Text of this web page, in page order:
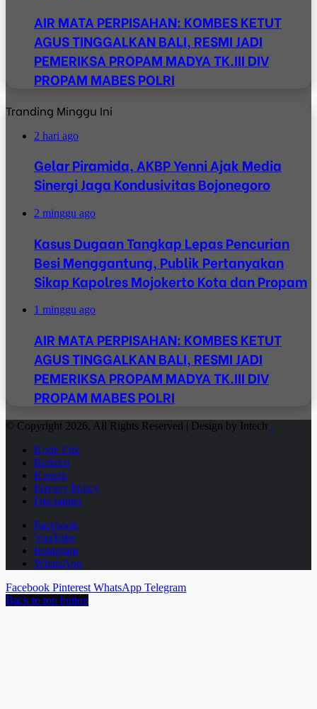
AIR MATA PERPISAHAN: KOMBES KETUT
AGUS TINGGALKAN BALI, RESMI JADI
PEMERIKSA PROPAM MADYA TK.III DIV
PROPAM MABES POLRI
Tranding Minggu Ini
2 hari ago
Gelar Piramida, AKBP Yenni Ajak Media
Sinergi Jaga Kondusivitas Bojonegoro
2 minggu ago
Kasus Dugaan Tangkap Lepas Pencurian
Besi Menggantung, Publik Pertanyakan
Sikap Kapolres Mojokerto Kota dan Propam
1 minggu ago
AIR MATA PERPISAHAN: KOMBES KETUT
AGUS TINGGALKAN BALI, RESMI JADI
PEMERIKSA PROPAM MADYA TK.III DIV
PROPAM MABES POLRI
© Copyright 2026, All Rights Reserved | Design by Intech .
Kode Etik
Redaksi
Kontak
Privacy Policy
Disclaimer
Facebook
YouTube
Instagram
WhatsApp
Facebook Pinterest WhatsApp Telegram
Back to top button